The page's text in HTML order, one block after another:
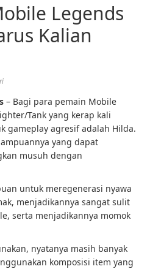
Legends
Kalian
– Bagi para pemain Mobile
Tank yang kerap kali
gameplay agresif adalah Hilda.
yang dapat
musuh dengan
untuk meregenerasi nyawa
menjadikannya sangat sulit
serta menjadikannya momok
nyatanya masih banyak
komposisi item yang